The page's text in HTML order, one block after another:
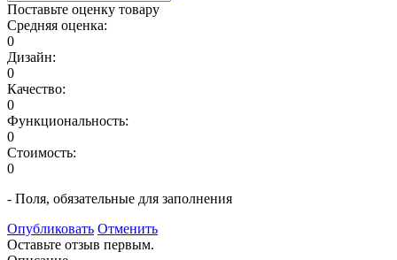
Поставьте оценку товару
Средняя оценка:
0
Дизайн:
0
Качество:
0
Функциональность:
0
Стоимость:
0
- Поля, обязательные для заполнения
Опубликовать Отменить
Оставьте отзыв первым.